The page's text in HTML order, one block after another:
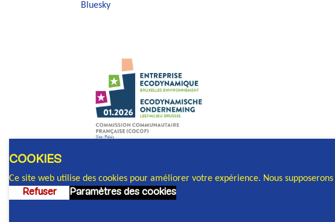
Bluesky
COOKIES
Ce site web utilise des cookies pour améliorer votre expérience. Nous
Refuser
Paramètres des cookies